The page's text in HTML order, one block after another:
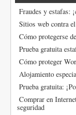
Fraudes y estafas:
Sitios web contra
Cómo protegerse
Prueba gratuita
Cómo proteger
Alojamiento
Prueba gratuita:
Comprar en
seguridad